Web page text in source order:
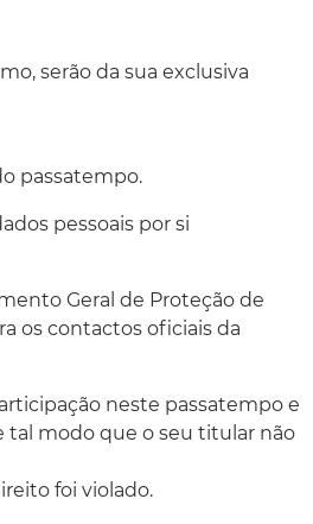
serão da sua exclusiva
passatempo.
pessoais por si
Geral de Proteção de
os contactos oficiais da
neste passatempo e
tal modo que o seu titular não
foi violado.